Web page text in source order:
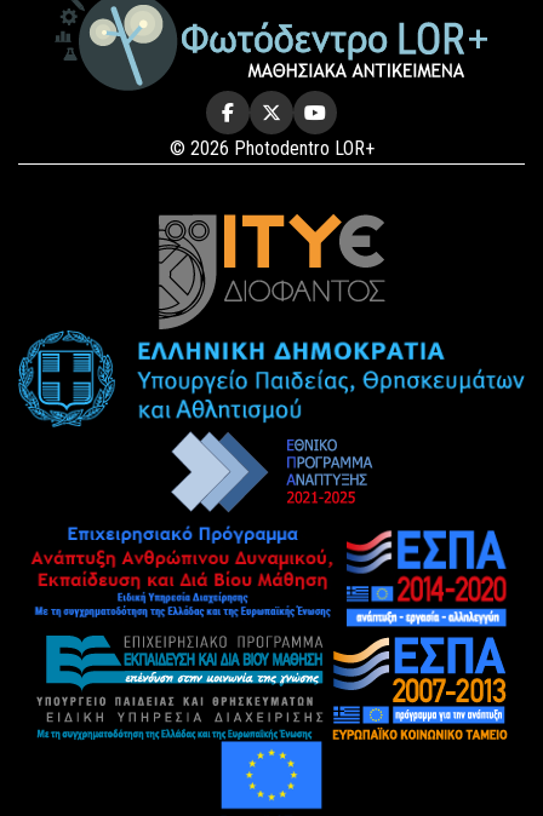
© 2026 Photodentro LOR+